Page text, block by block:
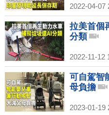
2022-04-07
拉美首個
分類
2022-11-12
可自駕智
母負擔
2023-01-19